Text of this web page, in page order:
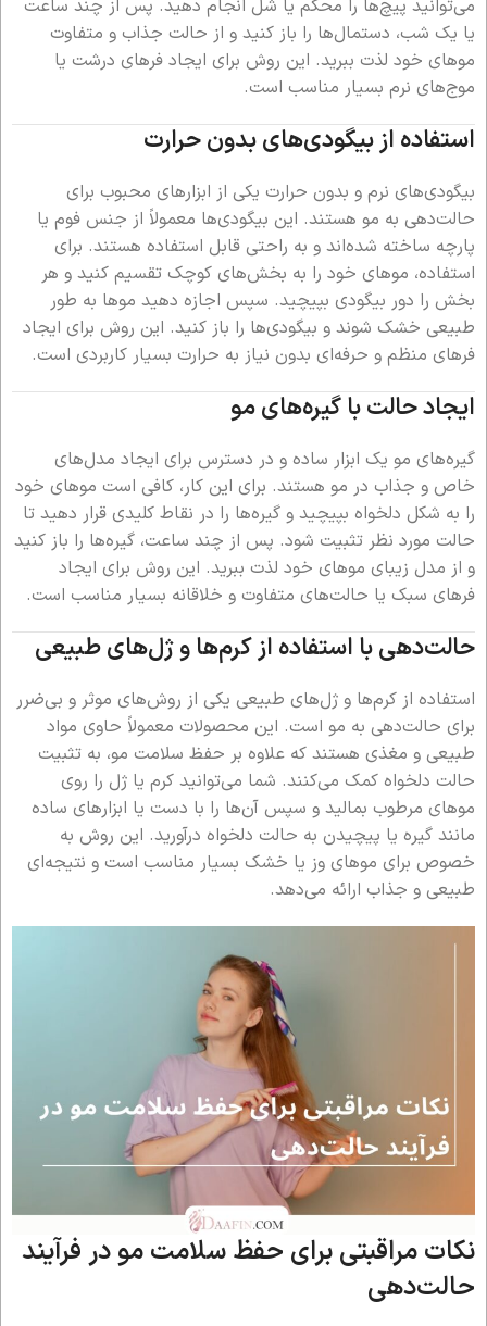
می‌توانید پیچ‌ها را محکم یا شل انجام دهید. پس از چند ساعت
یا یک شب، دستمال‌ها را باز کنید و از حالت جذاب و متفاوت
موهای خود لذت ببرید. این روش برای ایجاد فرهای درشت یا
موج‌های نرم بسیار مناسب است.
استفاده از بیگودی‌های بدون حرارت
بیگودی‌های نرم و بدون حرارت یکی از ابزارهای محبوب برای
حالت‌دهی به مو هستند. این بیگودی‌ها معمولاً از جنس فوم یا
پارچه ساخته شده‌اند و به راحتی قابل استفاده هستند. برای
استفاده، موهای خود را به بخش‌های کوچک تقسیم کنید و هر
بخش را دور بیگودی بپیچید. سپس اجازه دهید موها به طور
طبیعی خشک شوند و بیگودی‌ها را باز کنید. این روش برای ایجاد
فرهای منظم و حرفه‌ای بدون نیاز به حرارت بسیار کاربردی است.
ایجاد حالت با گیره‌های مو
گیره‌های مو یک ابزار ساده و در دسترس برای ایجاد مدل‌های
خاص و جذاب در مو هستند. برای این کار، کافی است موهای خود
را به شکل دلخواه بپیچید و گیره‌ها را در نقاط کلیدی قرار دهید تا
حالت مورد نظر تثبیت شود. پس از چند ساعت، گیره‌ها را باز کنید
و از مدل زیبای موهای خود لذت ببرید. این روش برای ایجاد
فرهای سبک یا حالت‌های متفاوت و خلاقانه بسیار مناسب است.
حالت‌دهی با استفاده از کرم‌ها و ژل‌های طبیعی
استفاده از کرم‌ها و ژل‌های طبیعی یکی از روش‌های موثر و بی‌ضرر
برای حالت‌دهی به مو است. این محصولات معمولاً حاوی مواد
طبیعی و مغذی هستند که علاوه بر حفظ سلامت مو، به تثبیت
حالت دلخواه کمک می‌کنند. شما می‌توانید کرم یا ژل را روی
موهای مرطوب بمالید و سپس آن‌ها را با دست یا ابزارهای ساده
مانند گیره یا پیچیدن به حالت دلخواه درآورید. این روش به
خصوص برای موهای وز یا خشک بسیار مناسب است و نتیجه‌ای
طبیعی و جذاب ارائه می‌دهد.
نکات مراقبتی برای حفظ سلامت مو در فرآیند
حالت‌دهی